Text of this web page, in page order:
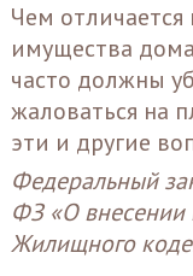
Чем
имущества
часто должны
жаловаться на
эти и другие
Федеральный
ФЗ «О внесении
Жилищного